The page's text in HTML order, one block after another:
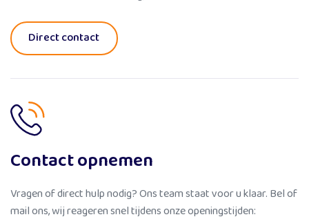
Direct contact
Contact opnemen
Vragen of direct hulp nodig? Ons team staat voor u klaar. Bel of
mail ons, wij reageren snel tijdens onze openingstijden: